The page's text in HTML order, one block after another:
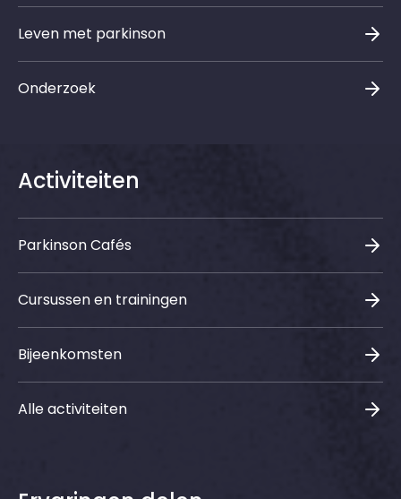
Leven met parkinson
Onderzoek
Activiteiten
Parkinson Cafés
Cursussen en trainingen
Bijeenkomsten
Alle activiteiten